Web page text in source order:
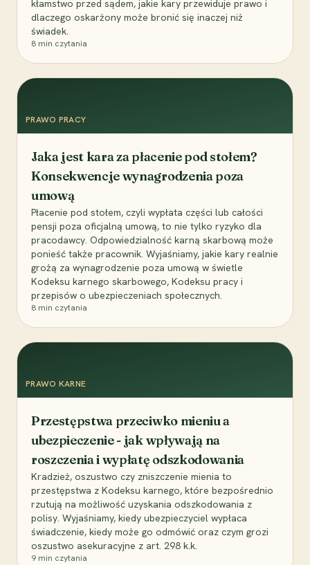
kłamstwo przed sądem, jakie kary przewiduje prawo i
dlaczego oskarżony może bronić się inaczej niż
świadek.
8 min czytania
PRAWO PRACY
Jaka jest kara za płacenie pod stołem?
Konsekwencje wynagrodzenia poza
umową
Płacenie pod stołem, czyli wypłata części lub całości
pensji poza oficjalną umową, to nie tylko ryzyko dla
pracodawcy. Odpowiedzialność karną skarbową może
ponieść także pracownik. Wyjaśniamy, jakie kary realnie
grożą za wynagrodzenie poza umową w świetle
Kodeksu karnego skarbowego, Kodeksu pracy i
przepisów o ubezpieczeniach społecznych.
8 min czytania
PRAWO KARNE
Przestępstwa przeciwko mieniu a
ubezpieczenie - jak wpływają na
roszczenia i wypłatę odszkodowania
Kradzież, oszustwo czy zniszczenie mienia to
przestępstwa z Kodeksu karnego, które bezpośrednio
rzutują na możliwość uzyskania odszkodowania z
polisy. Wyjaśniamy, kiedy ubezpieczyciel wypłaca
świadczenie, kiedy może go odmówić oraz czym grozi
oszustwo asekuracyjne z art. 298 k.k.
9 min czytania